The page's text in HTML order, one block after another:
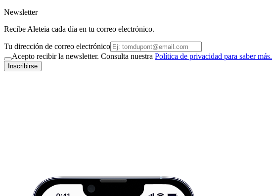
Newsletter
Recibe Aleteia cada día en tu correo electrónico.
Tu dirección de correo electrónico
Acepto recibir la newsletter. Consulta nuestra Política de privacidad para saber más.
Inscribirse